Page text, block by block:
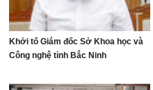
Khởi tố Giám đốc Sở Khoa học và
Công nghệ tỉnh Bắc Ninh